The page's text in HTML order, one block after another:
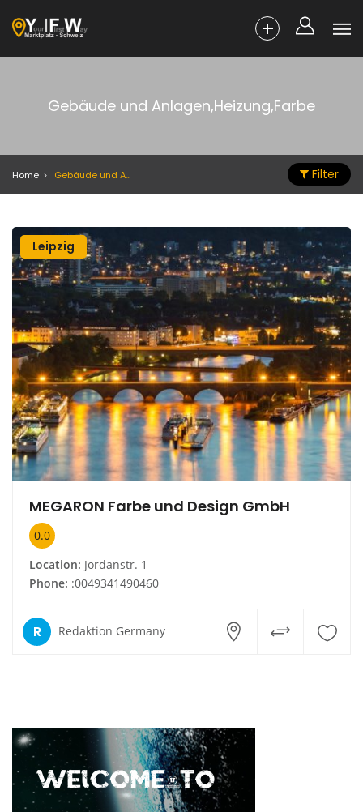
Gebäude und Anlagen,Heizung,Farbe
Home Gebäude und Anlagen,Heizung,Farbe Filter
Leipzig
MEGARON Farbe und Design GmbH
0.0
Location: Jordanstr. 1
Phone: :0049341490460
R Redaktion Germany